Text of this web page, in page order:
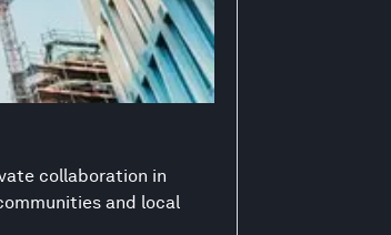
collaboration in
and local